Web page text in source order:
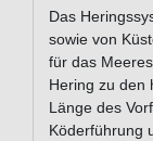
Das
sowie von
für das
Hering zu den
Länge des
Köderführung